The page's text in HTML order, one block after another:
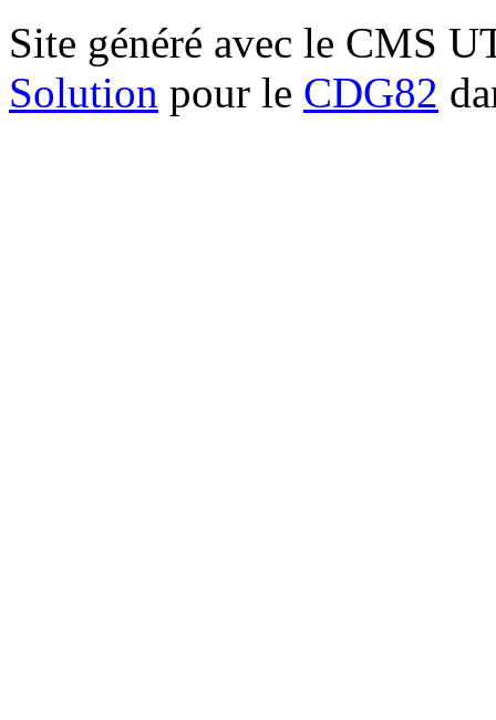
Site généré avec le CMS
Solution pour le CDG82